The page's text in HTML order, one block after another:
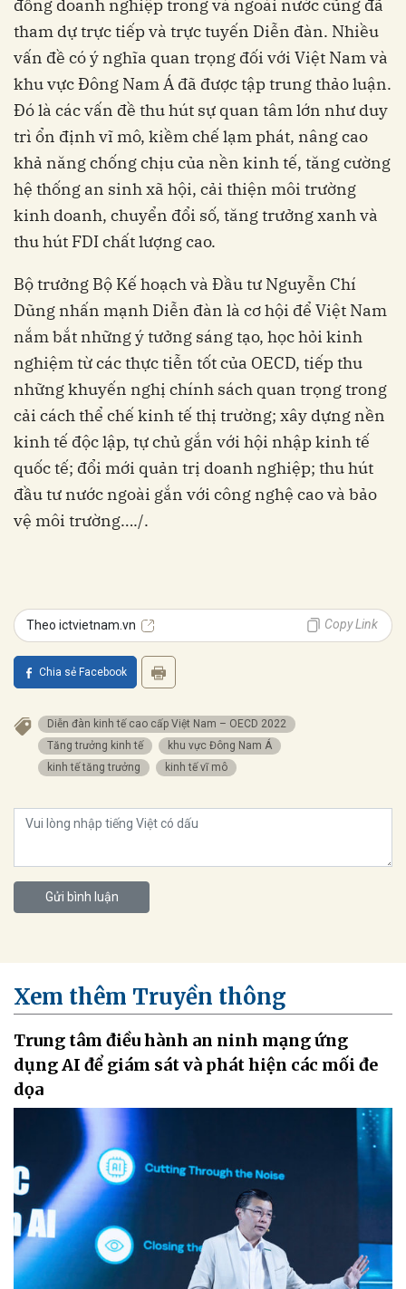
đồng doanh nghiệp trong và ngoài nước cũng đã
tham dự trực tiếp và trực tuyến Diễn đàn. Nhiều
vấn đề có ý nghĩa quan trọng đối với Việt Nam và
khu vực Đông Nam Á đã được tập trung thảo luận.
Đó là các vấn đề thu hút sự quan tâm lớn như duy
trì ổn định vĩ mô, kiềm chế lạm phát, nâng cao
khả năng chống chịu của nền kinh tế, tăng cường
hệ thống an sinh xã hội, cải thiện môi trường
kinh doanh, chuyển đổi số, tăng trưởng xanh và
thu hút FDI chất lượng cao.
Bộ trưởng Bộ Kế hoạch và Đầu tư Nguyễn Chí
Dũng nhấn mạnh Diễn đàn là cơ hội để Việt Nam
nắm bắt những ý tưởng sáng tạo, học hỏi kinh
nghiệm từ các thực tiễn tốt của OECD, tiếp thu
những khuyến nghị chính sách quan trọng trong
cải cách thể chế kinh tế thị trường; xây dựng nền
kinh tế độc lập, tự chủ gắn với hội nhập kinh tế
quốc tế; đổi mới quản trị doanh nghiệp; thu hút
đầu tư nước ngoài gắn với công nghệ cao và bảo
vệ môi trường…./.
Theo ictvietnam.vn Copy Link
Chia sẻ Facebook
Diễn đàn kinh tế cao cấp Việt Nam – OECD 2022
Tăng trưởng kinh tế
khu vực Đông Nam Á
kinh tế tăng trưởng
kinh tế vĩ mô
Gửi bình luận
Xem thêm Truyền thông
Trung tâm điều hành an ninh mạng ứng
dụng AI để giám sát và phát hiện các mối đe
dọa